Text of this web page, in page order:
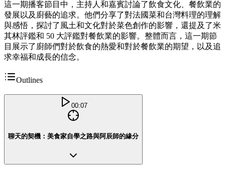
這一期播客節目中，主持人和嘉賓討論了飲食文化、餐飲業的
發展以及廚藝的追求。他們分享了對法國菜和台灣料理的理解
與感悟，探討了風土和文化對於菜色創作的影響，還提及了米
其林評鑑和 50 大評鑑對餐飲業的影響。整體而言，這一期節
目展示了廚師們對於飲食的熱愛和對於餐飲業的期望，以及追
求幸福和成長的信念。
Outlines
00:07
聊天的契機：美食家自學之路與阿辰師的緣分